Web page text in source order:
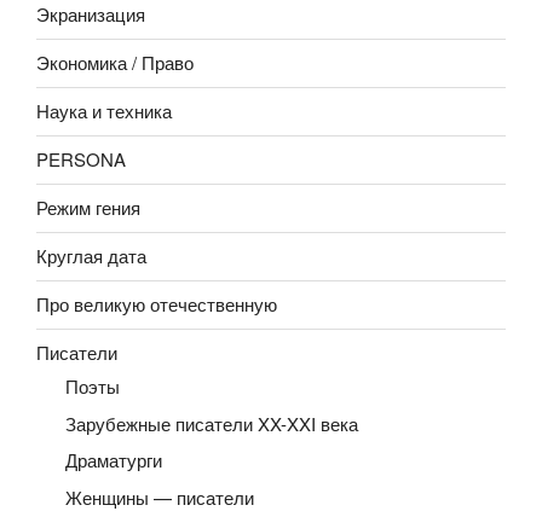
Экранизация
Экономика / Право
Наука и техника
PERSONA
Режим гения
Круглая дата
Про великую отечественную
Писатели
Поэты
Зарубежные писатели XX-XXI века
Драматурги
Женщины — писатели